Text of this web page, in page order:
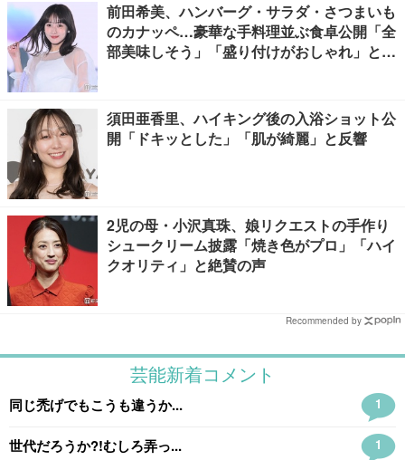
前田希美、ハンバーグ・サラダ・さつまいも
のカナッペ…豪華な手料理並ぶ食卓公開「全
部美味しそう」「盛り付けがおしゃれ」と絶
須田亜香里、ハイキング後の入浴ショット公
開「ドキッとした」「肌が綺麗」と反響
2児の母・小沢真珠、娘リクエストの手作り
シュークリーム披露「焼き色がプロ」「ハイ
クオリティ」と絶賛の声
Recommended by